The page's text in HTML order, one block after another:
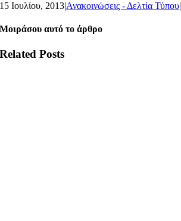
15 Ιουλίου, 2013|Ανακοινώσεις - Δελτία Τύπου|
Μοιράσου αυτό το άρθρο
Related Posts